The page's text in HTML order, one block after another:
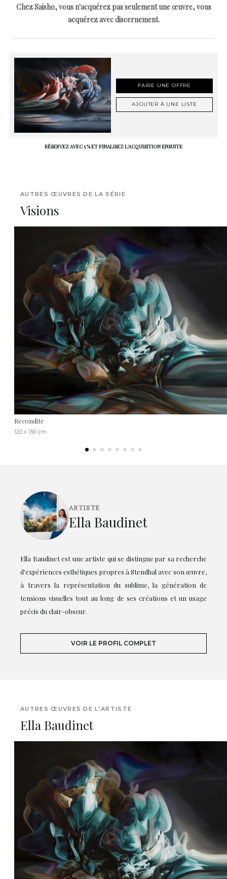
Chez Saisho, vous n'acquérez pas seulement une œuvre, vous
acquérez avec discernement.
FAIRE UNE OFFRE
AJOUTER À UNE LISTE
RÉSERVEZ AVEC 5 % ET FINALISEZ L'ACQUISITION ENSUITE
AUTRES ŒUVRES DE LA SÉRIE
Visions
Recondite
120 x 150 cm
ARTISTE
Ella Baudinet
Ella Baudinet est une artiste qui se distingue par sa recherche
d'expériences esthétiques propres à Stendhal avec son œuvre,
à travers la représentation du sublime, la génération de
tensions visuelles tout au long de ses créations et un usage
précis du clair-obscur.
VOIR LE PROFIL COMPLET
AUTRES ŒUVRES DE L'ARTISTE
Ella Baudinet